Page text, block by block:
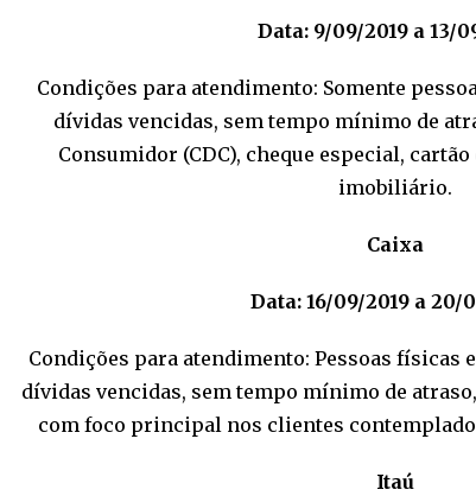
Data: 9/09/2019 a 13/
Condições para atendimento: Somente
dívidas vencidas, sem tempo mínimo de
Consumidor (CDC), cheque especial,
imobiliário.
Caixa
Data: 16/09/2019 a 20/
Condições para atendimento: Pessoas físicas
dívidas vencidas, sem tempo mínimo de
com foco principal nos clientes
Itaú